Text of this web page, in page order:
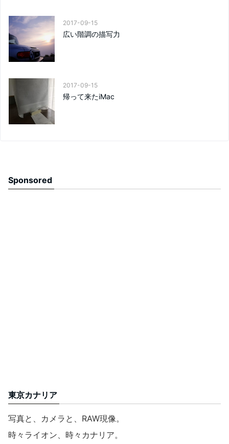
2017-09-15
広い階調の描写力
2017-09-15
帰って来たiMac
Sponsored
東京カナリア
写真と、カメラと、RAW現像。
時々ライオン、時々カナリア。